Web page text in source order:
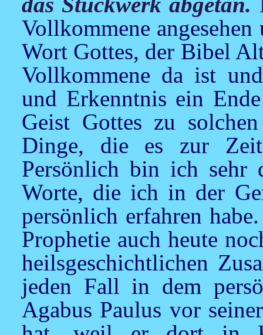
Vollkommene
Wort Gottes, der Bibel
Vollkommene da ist
und Erkenntnis ein
Geist Gottes zu
Dinge, die es zur
Persönlich bin ich sehr
Worte, die ich in der
persönlich erfahren
Prophetie auch heute
heilsgeschichtlichen
jeden Fall in dem
Agabus Paulus vor